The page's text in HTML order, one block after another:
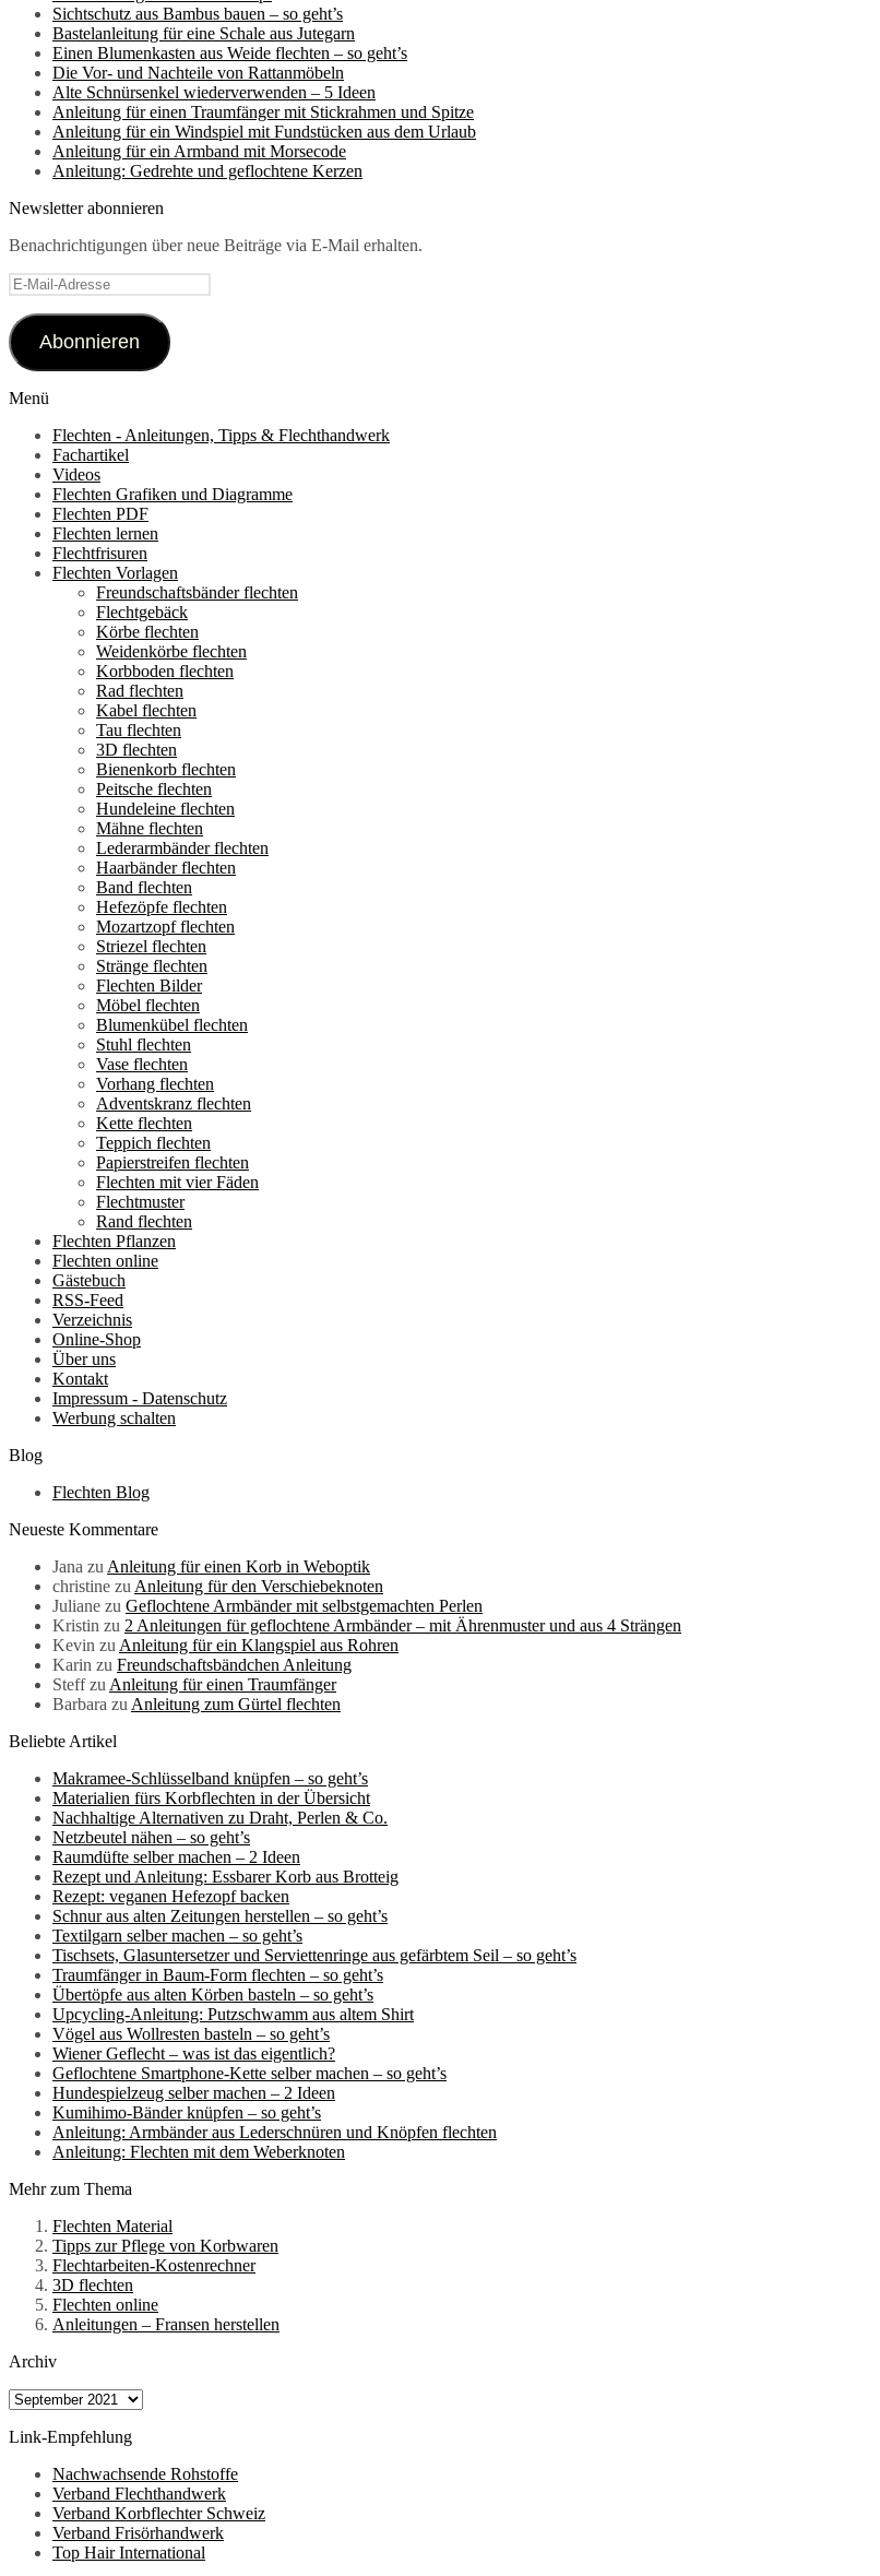
Sichtschutz aus Bambus bauen – so geht’s
Bastelanleitung für eine Schale aus Jutegarn
Einen Blumenkasten aus Weide flechten – so geht’s
Die Vor- und Nachteile von Rattanmöbeln
Alte Schnürsenkel wiederverwenden – 5 Ideen
Anleitung für einen Traumfänger mit Stickrahmen und Spitze
Anleitung für ein Windspiel mit Fundstücken aus dem Urlaub
Anleitung für ein Armband mit Morsecode
Anleitung: Gedrehte und geflochtene Kerzen
Newsletter abonnieren
Benachrichtigungen über neue Beiträge via E-Mail erhalten.
E-
Mail-
Adresse
Abonnieren
Menü
Flechten - Anleitungen, Tipps & Flechthandwerk
Fachartikel
Videos
Flechten Grafiken und Diagramme
Flechten PDF
Flechten lernen
Flechtfrisuren
Flechten Vorlagen
Freundschaftsbänder flechten
Flechtgebäck
Körbe flechten
Weidenkörbe flechten
Korbboden flechten
Rad flechten
Kabel flechten
Tau flechten
3D flechten
Bienenkorb flechten
Peitsche flechten
Hundeleine flechten
Mähne flechten
Lederarmbänder flechten
Haarbänder flechten
Band flechten
Hefezöpfe flechten
Mozartzopf flechten
Striezel flechten
Stränge flechten
Flechten Bilder
Möbel flechten
Blumenkübel flechten
Stuhl flechten
Vase flechten
Vorhang flechten
Adventskranz flechten
Kette flechten
Teppich flechten
Papierstreifen flechten
Flechten mit vier Fäden
Flechtmuster
Rand flechten
Flechten Pflanzen
Flechten online
Gästebuch
RSS-Feed
Verzeichnis
Online-Shop
Über uns
Kontakt
Impressum - Datenschutz
Werbung schalten
Blog
Flechten Blog
Neueste Kommentare
Jana zu Anleitung für einen Korb in Weboptik
christine zu Anleitung für den Verschiebeknoten
Juliane zu Geflochtene Armbänder mit selbstgemachten Perlen
Kristin zu 2 Anleitungen für geflochtene Armbänder – mit Ährenmuster und aus 4 Strängen
Kevin zu Anleitung für ein Klangspiel aus Rohren
Karin zu Freundschaftsbändchen Anleitung
Steffzu Anleitung für einen Traumfänger
Barbara zu Anleitung zum Gürtel flechten
Beliebte Artikel
Makramee-Schlüsselband knüpfen – so geht’s
Materialien fürs Korbflechten in der Übersicht
Nachhaltige Alternativen zu Draht, Perlen & Co.
Netzbeutel nähen – so geht’s
Raumdüfte selber machen – 2 Ideen
Rezept und Anleitung: Essbarer Korb aus Brotteig
Rezept: veganen Hefezopf backen
Schnur aus alten Zeitungen herstellen – so geht’s
Textilgarn selber machen – so geht’s
Tischsets, Glasuntersetzer und Serviettenringe aus gefärbtem Seil – so geht’s
Traumfänger in Baum-Form flechten – so geht’s
Übertöpfe aus alten Körben basteln – so geht’s
Upcycling-Anleitung: Putzschwamm aus altem Shirt
Vögel aus Wollresten basteln – so geht’s
Wiener Geflecht – was ist das eigentlich?
Geflochtene Smartphone-Kette selber machen – so geht’s
Hundespielzeug selber machen – 2 Ideen
Kumihimo-Bänder knüpfen – so geht’s
Anleitung: Armbänder aus Lederschnüren und Knöpfen flechten
Anleitung: Flechten mit dem Weberknoten
Mehr zum Thema
Flechten Material
Tipps zur Pflege von Korbwaren
Flechtarbeiten-Kostenrechner
3D flechten
Flechten online
Anleitungen – Fransen herstellen
Archiv
Archiv
Link-Empfehlung
Nachwachsende Rohstoffe
Verband Flechthandwerk
Verband Korbflechter Schweiz
Verband Frisörhandwerk
Top Hair International